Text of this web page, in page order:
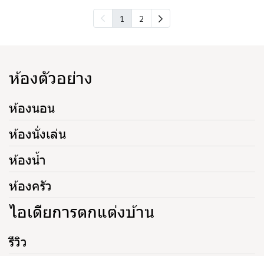
1 2
ห้องตัวอย่าง
ห้องนอน
ห้องนั่งเล่น
ห้องน้ำ
ห้องครัว
ไอเดียการตกแต่งบ้าน
รีวิว